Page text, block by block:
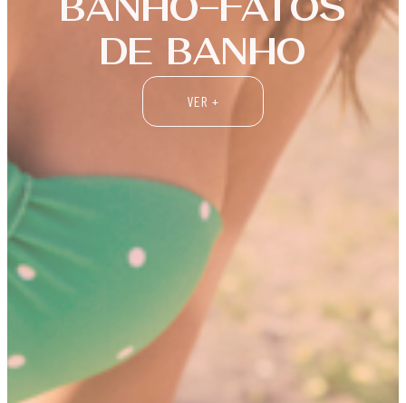
GAMA
DESPORTIVA
VER +